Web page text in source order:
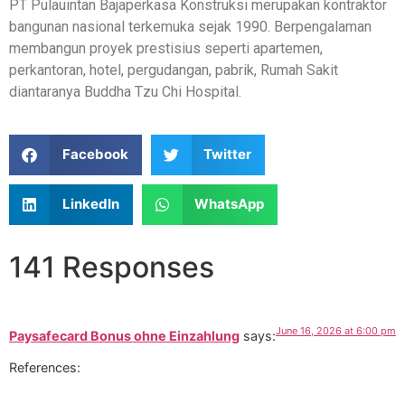
PT Pulauintan Bajaperkasa Konstruksi merupakan kontraktor
bangunan nasional terkemuka sejak 1990. Berpengalaman
membangun proyek prestisius seperti apartemen,
perkantoran, hotel, pergudangan, pabrik, Rumah Sakit
diantaranya Buddha Tzu Chi Hospital.
Facebook Twitter
LinkedIn WhatsApp
141 Responses
Paysafecard Bonus ohne Einzahlung says:June 16, 2026 at 6:00 pm
References: